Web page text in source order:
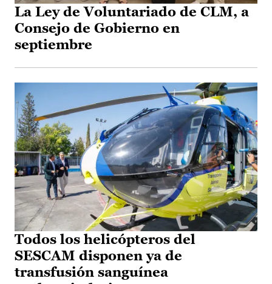
La Ley de Voluntariado de CLM, a
Consejo de Gobierno en
septiembre
Todos los helicópteros del
SESCAM disponen ya de
transfusión sanguínea